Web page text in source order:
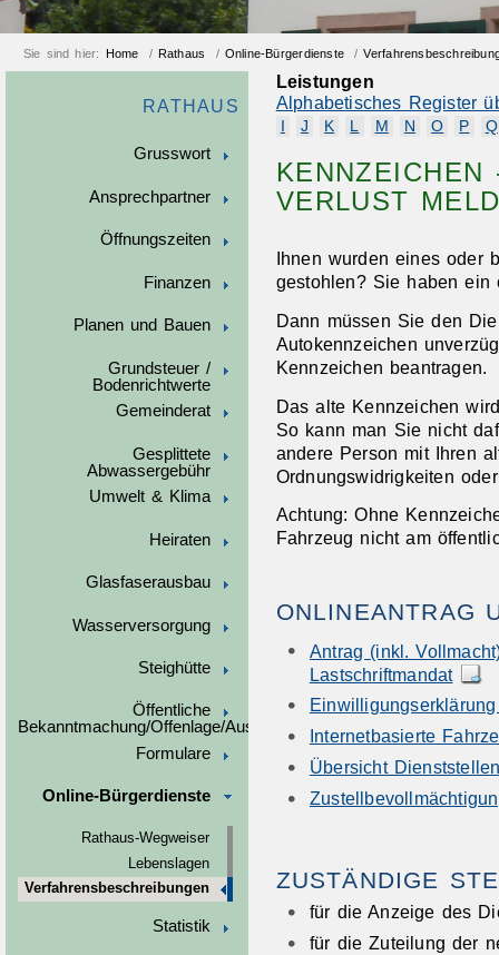
Sie sind hier: Home / Rathaus / Online-Bürgerdienste /
RATHAUS
Grusswort
Ansprechpartner
Öffnungszeiten
Finanzen
Planen und Bauen
Grundsteuer /
Bodenrichtwerte
Gemeinderat
Gesplittete
Abwassergebühr
Umwelt & Klima
Heiraten
Glasfaserausbau
Wasserversorgung
Steighütte
Öffentliche
Bekanntmachung/Offenlage/Ausschreibungen
Formulare
Online-Bürgerdienste
Rathaus-Wegweiser
Lebenslagen
Verfahrensbeschreibungen
Statistik
Leistungen
Alphabetisches Register
J K L M N O P Q
VERLUST
Ihnen wurden eines oder
gestohlen? Sie haben ein
Dann müssen Sie den
Autokennzeichen
Kennzeichen beantragen.
Das alte Kennzeichen
So kann man Sie nicht
andere Person mit Ihren
Ordnungswidrigkeiten
Achtung: Ohne
Fahrzeug nicht am
ONLINEANTRAG
Antrag (inkl.
Lastschriftmandat
Internetbasierte
Übersicht
ZUSTÄNDIGE
für die Anzeige des
für die Zuteilung der